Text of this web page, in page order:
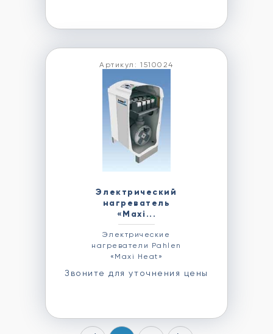
Артикул: 1510024
Электрический
нагреватель
«Maxi...
Электрические
нагреватели Pahlen
«Maxi Heat»
Звоните для уточнения цены